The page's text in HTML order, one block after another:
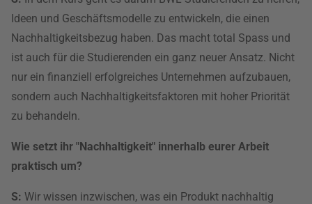
Ideen und Geschäftsmodelle zu entwickeln, die einen
Nachhaltigkeitsbezug haben. Das macht total Spass und
ist auch für die Studierenden ein ganz neuer Ansatz. Nicht
nur ein finanziell erfolgreiches Unternehmen aufzubauen,
sondern auch Nachhaltigkeitsfaktoren mit hoher Priorität
zu behandeln.
Wie setzt ihr "Nachhaltigkeit" innerhalb eurer Arbeit
praktisch um?
S: Wir wissen inzwischen, was ein Produkt nachhaltig